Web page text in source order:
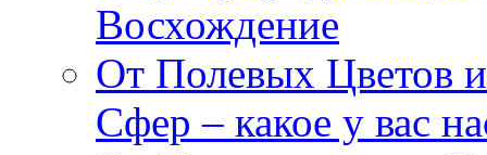
Восхождение
От Полевых Цветов
Сфер – какое у вас